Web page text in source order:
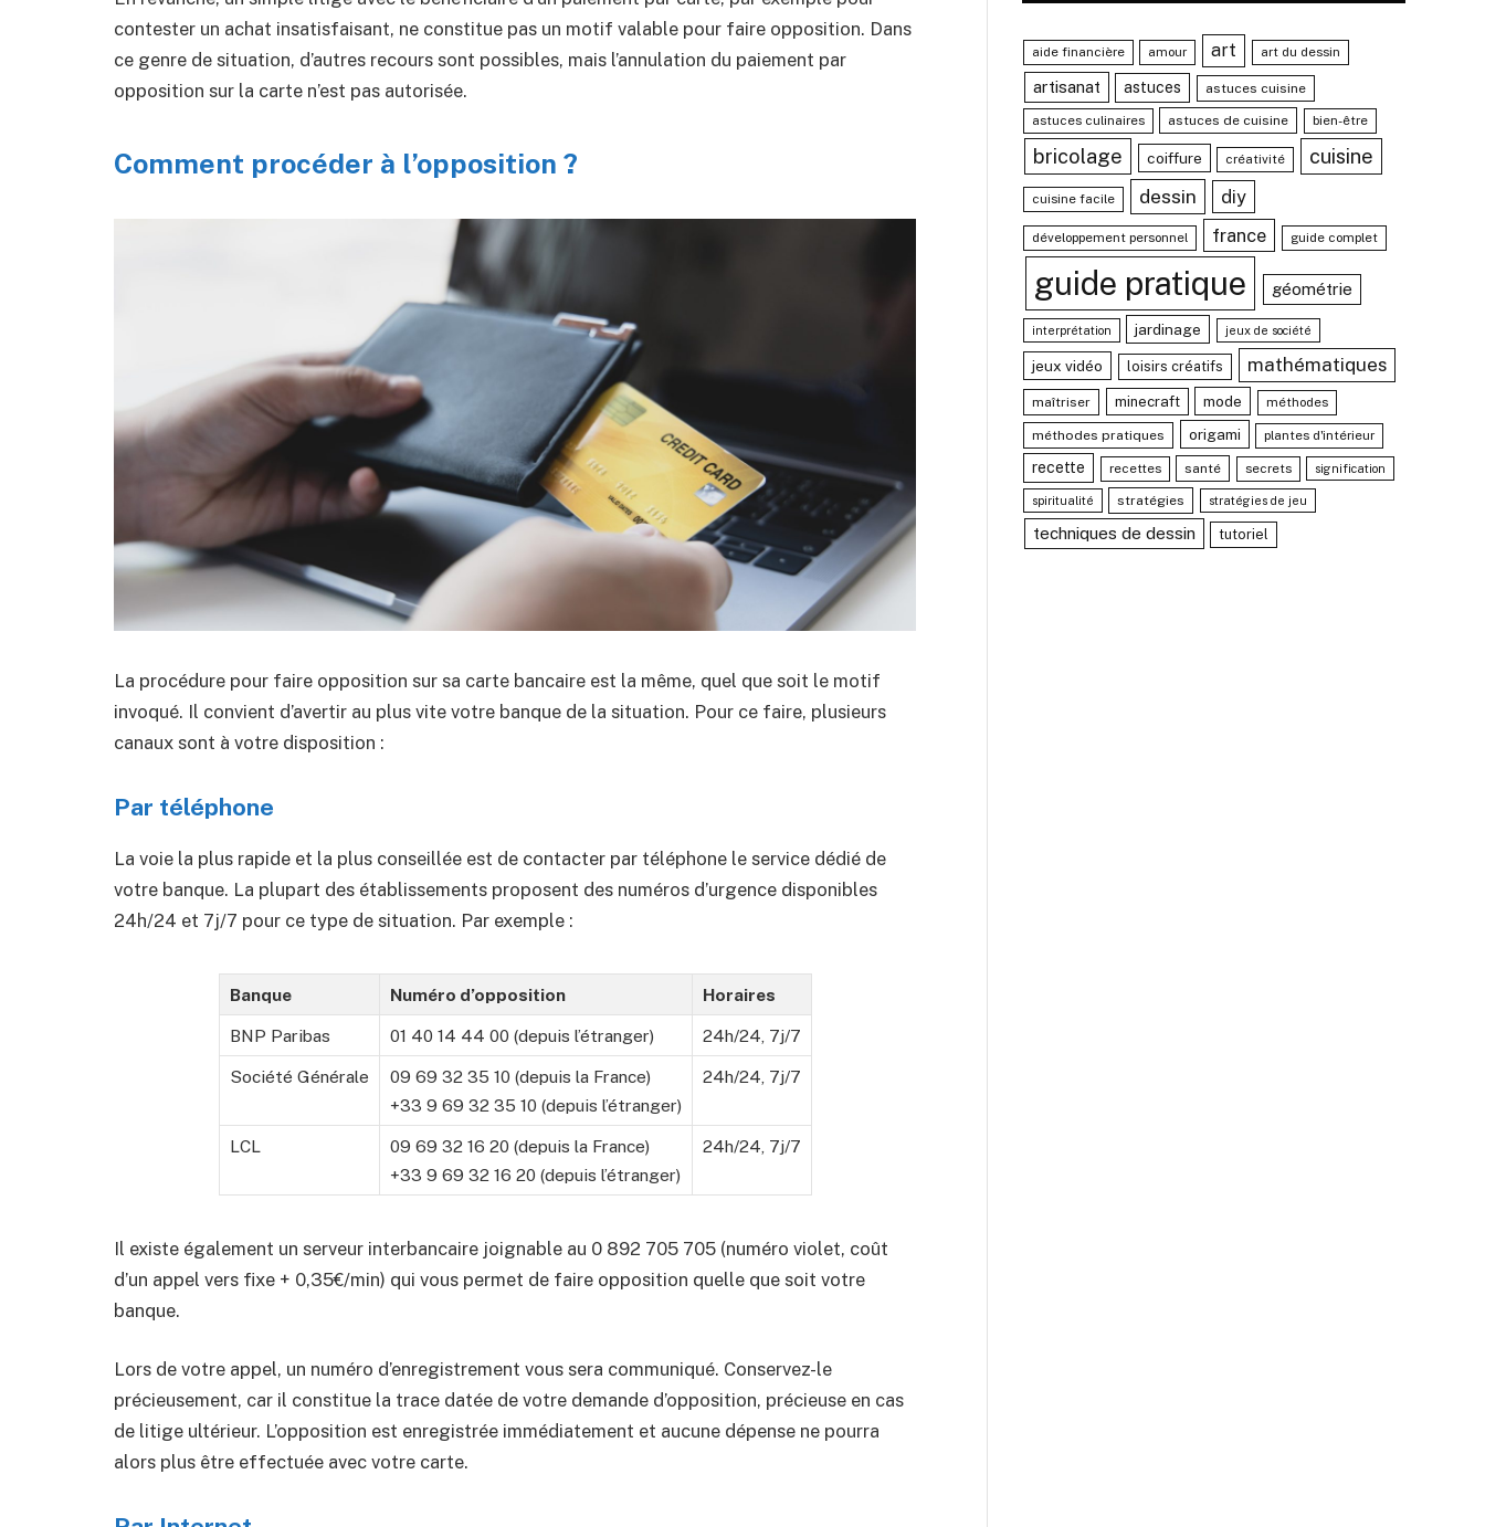
contester un achat insatisfaisant, ne constitue pas un motif valable pour faire opposition. Dans
ce genre de situation, d’autres recours sont possibles, mais l’annulation du paiement par
opposition sur la carte n’est pas autorisée.
Comment procéder à l’opposition ?
La procédure pour faire opposition sur sa carte bancaire est la même, quel que soit le motif
invoqué. Il convient d’avertir au plus vite votre banque de la situation. Pour ce faire, plusieurs
canaux sont à votre disposition :
Par téléphone
La voie la plus rapide et la plus conseillée est de contacter par téléphone le service dédié de
votre banque. La plupart des établissements proposent des numéros d’urgence disponibles
24h/24 et 7j/7 pour ce type de situation. Par exemple :
Banque Numéro d’opposition Horaires
BNP Paribas 01 40 14 44 00 (depuis l’étranger) 24h/24, 7j/7
Société Générale
09 69 32 35 10 (depuis la France)
+33 9 69 32 35 10 (depuis l’étranger)
24h/24, 7j/7
LCL
09 69 32 16 20 (depuis la France)
+33 9 69 32 16 20 (depuis l’étranger)
24h/24, 7j/7
Il existe également un serveur interbancaire joignable au 0 892 705 705 (numéro violet, coût
d’un appel vers fixe + 0,35€/min) qui vous permet de faire opposition quelle que soit votre
banque.
Lors de votre appel, un numéro d’enregistrement vous sera communiqué. Conservez-le
précieusement, car il constitue la trace datée de votre demande d’opposition, précieuse en cas
de litige ultérieur. L’opposition est enregistrée immédiatement et aucune dépense ne pourra
alors plus être effectuée avec votre carte.
aide financière amour art art du dessin
artisanat astuces astuces cuisine
astuces culinaires astuces de cuisine bien-être
bricolage coiffure créativité cuisine
cuisine facile dessin diy
développement personnel france guide complet
guide pratique géométrie
interprétation jardinage jeux de société
jeux vidéo loisirs créatifs mathématiques
maîtriser minecraft mode méthodes
méthodes pratiques origami plantes d'intérieur
recette recettes santé secrets signification
spiritualité stratégies stratégies de jeu
techniques de dessin tutoriel